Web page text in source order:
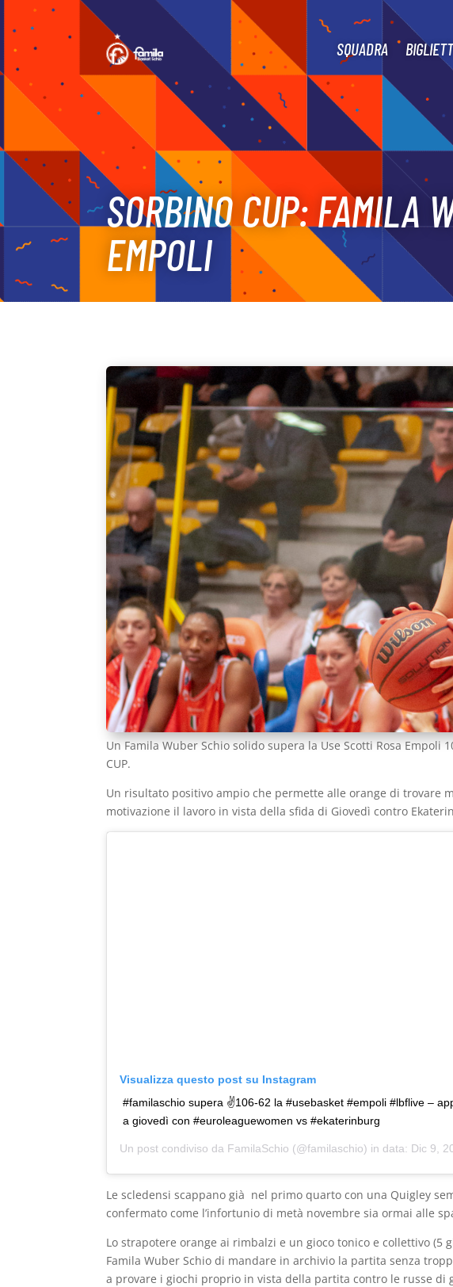
SQUADRA
SORBINO CUP: FAMILA
EMPOLI
Un Famila Wuber Schio solido supera la Use Scotti Rosa
CUP.
Un risultato positivo ampio che permette alle orange di trovare
motivazione il lavoro in vista della sfida di Giovedì contro
Visualizza questo post su Instagram
#familaschio supera ✌️106-62 la #usebasket #empoli #lbflive –
a giovedì con #euroleaguewomen vs #ekaterinburg
Un post condiviso da FamilaSchio (@familaschio) in data: Dic 9,
Le scledensi scappano già nel primo quarto con una Quigley
confermato come l’infortunio di metà novembre sia ormai alle
Lo strapotere orange ai rimbalzi e un gioco tonico e collettivo
Famila Wuber Schio di mandare in archivio la partita senza
a provare i giochi proprio in vista della partita contro le russe di